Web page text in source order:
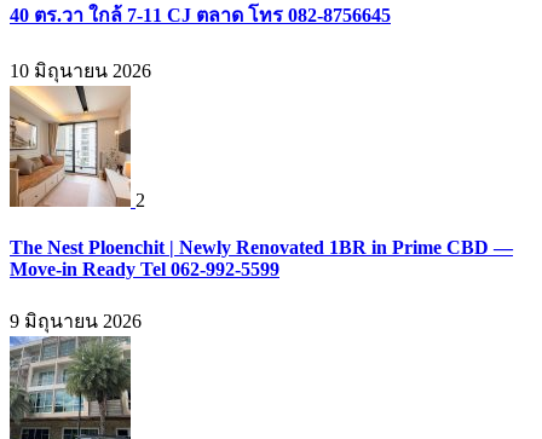
40 ตร.วา ใกล้ 7-11 CJ ตลาด โทร 082-8756645
10 มิถุนายน 2026
2
The Nest Ploenchit | Newly Renovated 1BR in Prime CBD —
Move-in Ready Tel 062-992-5599
9 มิถุนายน 2026